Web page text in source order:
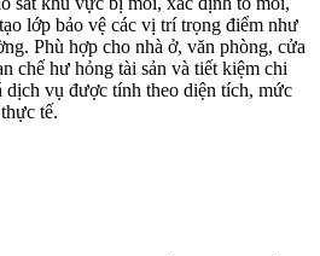
lớp bảo vệ các vị trí trọng điểm như
Phù hợp cho nhà ở, văn phòng, cửa
chế hư hỏng tài sản và tiết kiệm chi
dịch vụ được tính theo diện tích, mức
tế.